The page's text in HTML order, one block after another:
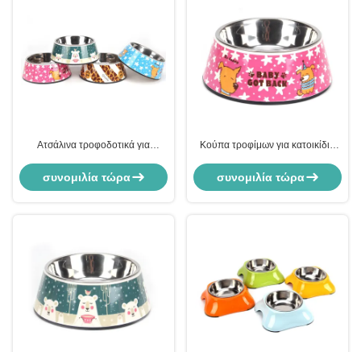
Ατσάλινα τροφοδοτικά για
συνομιλία τώρα
Κούπα τροφίμων για κατοικίδια
ανοξείδωτο χάλυβα για τροφή
συνομιλία τώρα